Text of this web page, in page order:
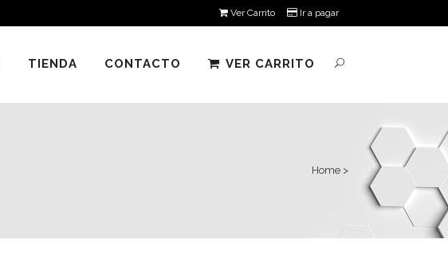
Ver Carrito Ir a pagar
TIENDA CONTACTO VER CARRITO
Home >